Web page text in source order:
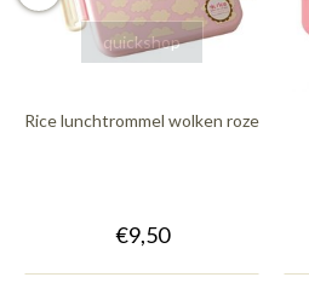
quickshop
Rice lunchtrommel wolken roze
€9,50